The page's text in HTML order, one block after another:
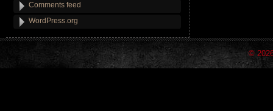
Comments feed
WordPress.org
©